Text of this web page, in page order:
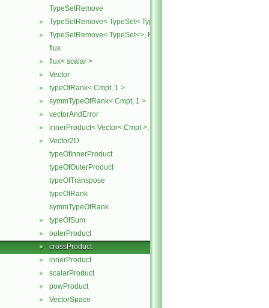
TypeSetRemove
► TypeSetRemove< TypeSet< Type, Types ... >, RemoveSet >
►
TypeSetRemove< TypeSet<>, RemoveSet >
flux
► flux< scalar >
► Vector
► typeOfRank< Cmpt, 1 >
► symmTypeOfRank< Cmpt, 1 >
► vectorAndError
► innerProduct< Vector< Cmpt >, scalar >
►
Vector2D
typeOfInnerProduct
typeOfOuterProduct
typeOfTranspose
typeOfRank
symmTypeOfRank
► typeOfSum
► outerProduct
► crossProduct
► innerProduct
► scalarProduct
► powProduct
► VectorSpace